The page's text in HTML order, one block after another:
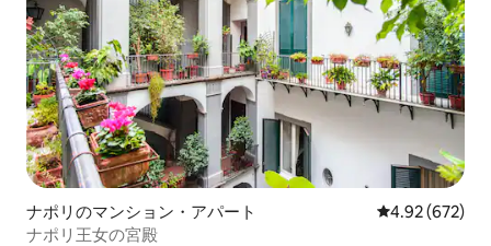
ナポリのマンション・アパート レビュー672
4.92 (672)
ナポリ王女の宮殿